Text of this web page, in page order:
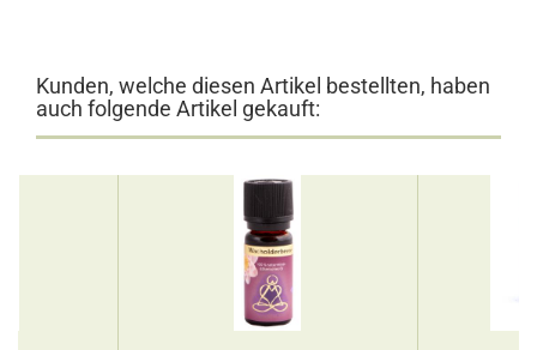
Kunden, welche diesen Artikel bestellten, haben
auch folgende Artikel gekauft: